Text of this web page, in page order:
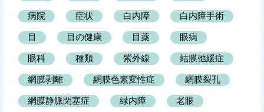
病院 症状 白内障 白内障手術
目 目の健康 目薬 眼病
眼科 種類 紫外線 結膜弛緩症
網膜剥離 網膜色素変性症 網膜裂孔
網膜静脈閉塞症 緑内障 老眼